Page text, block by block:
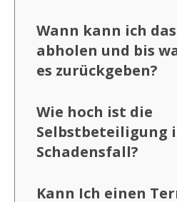
Wann kann ich
abholen und bis
es zurückgeben?
Wie hoch ist die
Selbstbeteiligung
Schadensfall?
Kann Ich einen